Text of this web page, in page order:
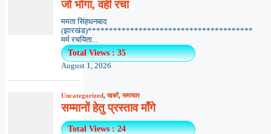
जो भोगा, वही रचा
ममता सिंहधनबाद
(झारखंड)***************************************
मर्म रचयिता...
Total Views : 35
August 1, 2026
Uncategorized,खबरें,समाचार
सम्मानों हेतु प्रस्ताव माँगे
Total Views : 24